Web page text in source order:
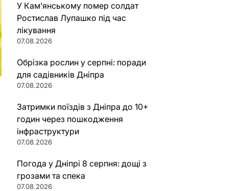
У Кам’янському помер солдат
Ростислав Лупашко під час
лікування
07.08.2026
Обрізка рослин у серпні: поради
для садівників Дніпра
07.08.2026
Затримки поїздів з Дніпра до 10+
годин через пошкодження
інфраструктури
07.08.2026
Погода у Дніпрі 8 серпня: дощі з
грозами та спека
07.08.2026